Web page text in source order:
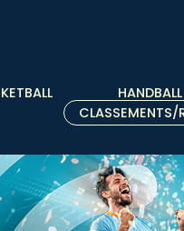
HANDBALL
CLASSEMENTS/